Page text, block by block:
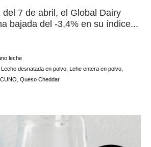
del 7 de abril, el Global Dairy
bajada del -3,4% en su índice...
leche
Leche desnatada en polvo, Lehe entera en polvo,
Queso Cheddar